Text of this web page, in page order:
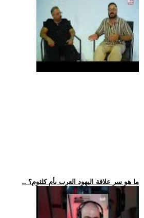
.. ما هو سر علاقة اليهود العرب بأم كلثوم؟